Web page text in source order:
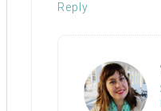
Reply